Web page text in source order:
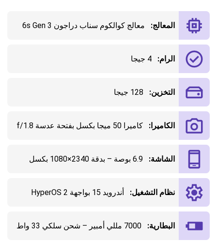
المعالج: معالج كوالكوم سناب دراجون 6s Gen 3
الرام: 4 جيجا
التخزين: 128 جيجا
الكاميرا: كاميرا 50 ميجا بكسل بفتحة عدسة f/1.8
الشاشة: 6.9 بوصة – بدقة 2340×1080 بكسل
نظام التشغيل: أندرويد 15 بواجهة HyperOS 2
البطارية: 7000 مللي أمبير – شحن سلكي 33 واط